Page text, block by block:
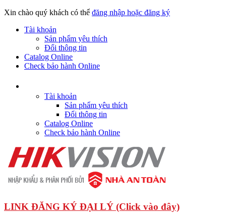
Xin chào quý khách có thể đăng nhập hoặc đăng ký
Tài khoản
Sản phẩm yêu thích
Đổi thông tin
Catalog Online
Check bảo hành Online
Tài khoản
Sản phẩm yêu thích
Đổi thông tin
Catalog Online
Check bảo hành Online
LINK ĐĂNG KÝ ĐẠI LÝ (Click vào đây)